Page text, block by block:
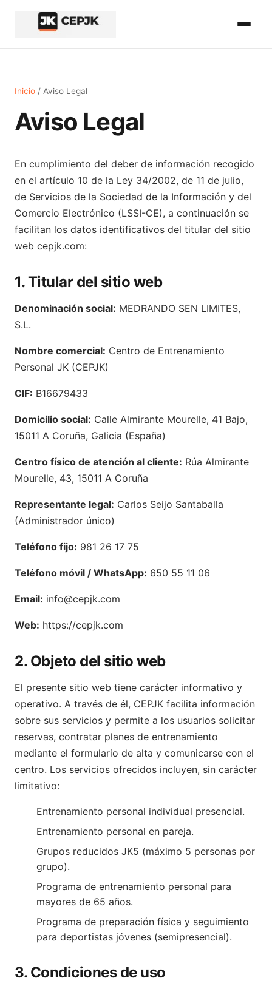
Inicio / Aviso Legal
Aviso Legal
En cumplimiento del deber de información recogido
en el artículo 10 de la Ley 34/2002, de 11 de julio,
de Servicios de la Sociedad de la Información y del
Comercio Electrónico (LSSI-CE), a continuación se
facilitan los datos identificativos del titular del sitio
web cepjk.com:
1. Titular del sitio web
Denominación social: MEDRANDO SEN LIMITES,
S.L.
Nombre comercial: Centro de Entrenamiento
Personal JK (CEPJK)
CIF: B16679433
Domicilio social: Calle Almirante Mourelle, 41 Bajo,
15011 A Coruña, Galicia (España)
Centro físico de atención al cliente: Rúa Almirante
Mourelle, 43, 15011 A Coruña
Representante legal: Carlos Seijo Santaballa
(Administrador único)
Teléfono fijo: 981 26 17 75
Teléfono móvil / WhatsApp: 650 55 11 06
Email: info@cepjk.com
Web: https://cepjk.com
2. Objeto del sitio web
El presente sitio web tiene carácter informativo y
operativo. A través de él, CEPJK facilita información
sobre sus servicios y permite a los usuarios solicitar
reservas, contratar planes de entrenamiento
mediante el formulario de alta y comunicarse con el
centro. Los servicios ofrecidos incluyen, sin carácter
limitativo:
Entrenamiento personal individual presencial.
Entrenamiento personal en pareja.
Grupos reducidos JK5 (máximo 5 personas por
grupo).
Programa de entrenamiento personal para
mayores de 65 años.
Programa de preparación física y seguimiento
para deportistas jóvenes (semipresencial).
3. Condiciones de uso